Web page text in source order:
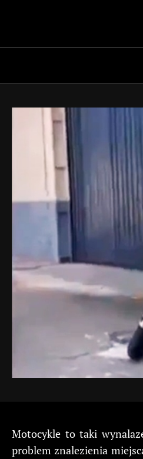
Motocykle to taki
problem znalezienia